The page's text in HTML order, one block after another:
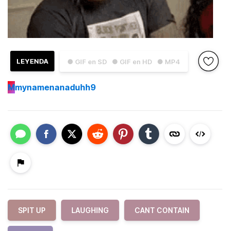
● GIF en SD ● GIF en HD ● MP4
LEYENDA
Mmynamenanaduhh9
SPIT UP LAUGHING CANT CONTAIN